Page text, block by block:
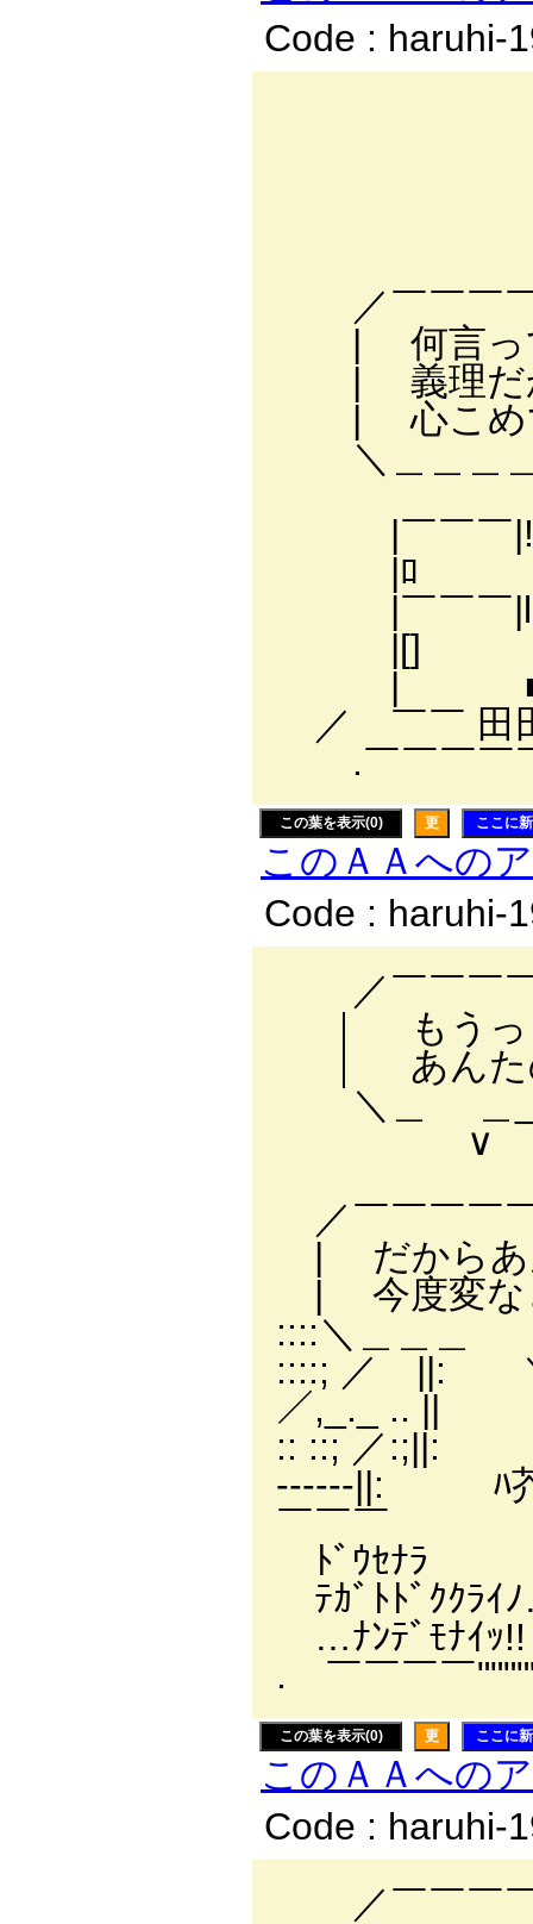
Code : haruhi-
／￣￣￣￣
| 何言っ
| 義理だ
| 心こめて
＼＿＿＿
|￣￣￣
|ﾛ |l ﾊ芥.l
|￣￣￣|l
|[] |l i从リ
| ■□ と}
／ ￣￣ 田
.￣￣￣￣
この葉を表示(0) 更 ここに
このＡＡへの
Code : haruhi-
／￣￣￣￣
｜ もうっ
｜ あんたの
＼＿ ＿_／
∨ | 安かっ
／￣￣￣￣
| だからあ
| 今度変な
::::＼＿＿＿
::::; ／ ||:
／,_._ .. || ,
:: ::; ／:;||:
------||: ﾊ芥
￣￣￣ i l (|
ﾄﾞｳｾﾅﾗ i
ﾃｶﾞﾄﾄﾞｸｸﾗ
…ﾅﾝﾃﾞﾓﾅｲ
. ￣￣￣￣
この葉を表示(0) 更 ここに
このＡＡへの
Code : haruhi-
／￣￣￣￣